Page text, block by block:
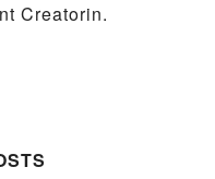
Creatorin.